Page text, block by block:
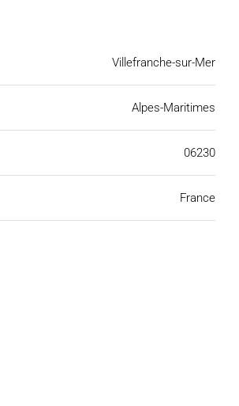
Villefranche-sur-Mer
Alpes-Maritimes
06230
France